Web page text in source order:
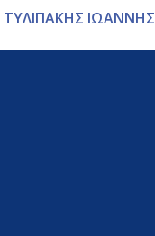
ΤΥΛΙΠΑΚΗΣ ΙΩΑΝΝΗΣ